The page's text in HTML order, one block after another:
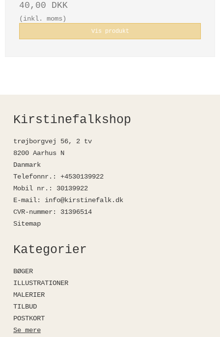
40,00 DKK
(inkl. moms)
Vis produkt
Kirstinefalkshop
trøjborgvej 56, 2 tv
8200 Aarhus N
Danmark
Telefonnr. :
+4530139922
Mobil nr. :
30139922
E-mail:
info@kirstinefalk.dk
CVR-nummer:
31396514
Sitemap
Kategorier
BØGER
ILLUSTRATIONER
MALERIER
TILBUD
POSTKORT
Se mere